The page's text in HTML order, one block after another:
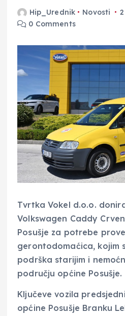
Hip_Urednik Novosti
0 Comments
Tvrtka Vokel d.o.o.
Volkswagen Caddy
Posušje za potrebe
gerontodomaćica, kojim
podrška starijim i
području općine Posušje.
Ključeve vozila
općine Posušje Branku